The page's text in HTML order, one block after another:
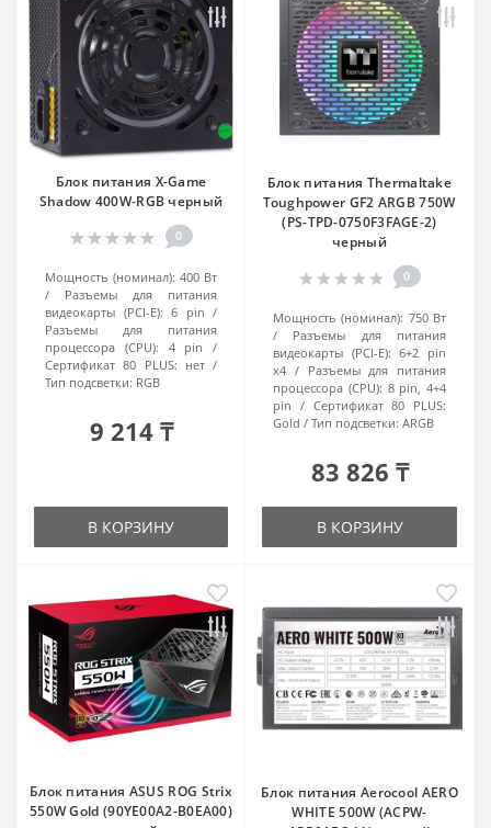
Блок питания X-Game
Shadow 400W-RGB черный
0
Мощность (номинал): 400 Вт
Разъемы для питания
видеокарты (PCI-E): 6 pin
Разъемы для питания
процессора (CPU):
4 pin
Сертификат 80 PLUS: нет
Тип подсветки: RGB
9 214 ₸
В КОРЗИНУ
Блок питания Thermaltake
Toughpower GF2 ARGB 750W
(PS-TPD-0750F3FAGE-2)
черный
0
Мощность (номинал): 750 Вт
Разъемы для питания
видеокарты (PCI-E): 6+2 pin
x4
Разъемы для питания
процессора (CPU): 8 pin, 4+4
pin
Сертификат 80 PLUS:
Gold
Тип подсветки: ARGB
83 826 ₸
В КОРЗИНУ
Блок питания ASUS ROG Strix
550W Gold (90YE00A2-B0EA00)
Блок питания Aerocool AERO
WHITE 500W (ACPW-